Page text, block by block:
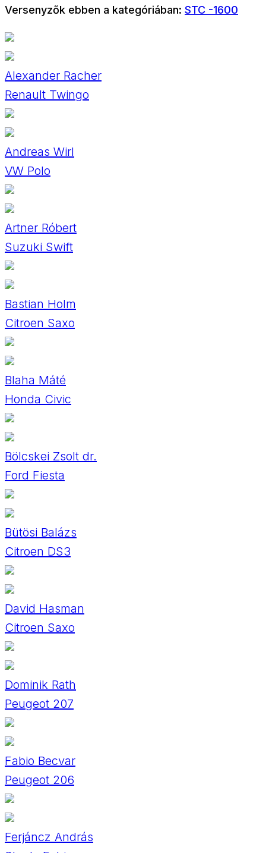
Versenyzők ebben a kategóriában: STC -1600
Alexander Racher
Renault Twingo
Andreas Wirl
VW Polo
Artner Róbert
Suzuki Swift
Bastian Holm
Citroen Saxo
Blaha Máté
Honda Civic
Bölcskei Zsolt dr.
Ford Fiesta
Bütösi Balázs
Citroen DS3
David Hasman
Citroen Saxo
Dominik Rath
Peugeot 207
Fabio Becvar
Peugeot 206
Ferjáncz András